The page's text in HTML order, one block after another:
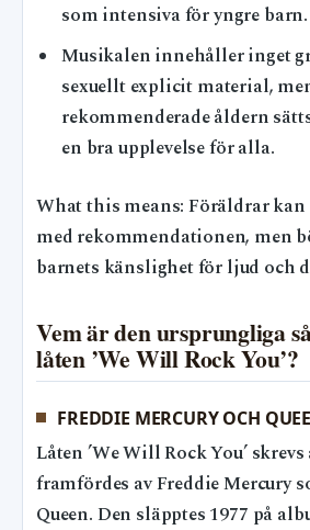
som intensiva för yngre barn.
Musikalen innehåller inget
sexuellt explicit material,
rekommenderade åldern
en bra upplevelse för alla.
What this means: Föräldrar
med rekommendationen, men
barnets känslighet för ljud och
Vem är den ursprungliga
låten ’We Will Rock You’?
FREDDIE MERCURY OCH
Låten ’We Will Rock You’
framfördes av Freddie Mercury
Queen. Den släpptes 1977 på